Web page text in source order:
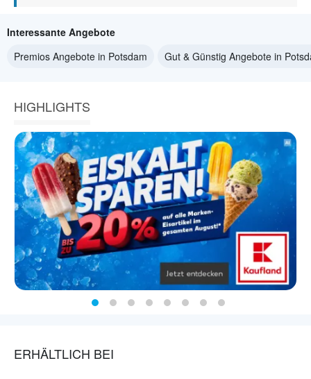
Interessante Angebote
Premios Angebote in Potsdam
Gut & Günstig Angebote in
HIGHLIGHTS
ERHÄLTLICH BEI